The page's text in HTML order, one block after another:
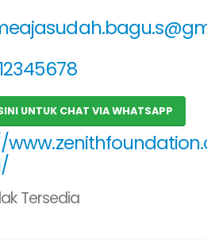
UNTUK CHAT VIA WHATSAPP
Tersedia